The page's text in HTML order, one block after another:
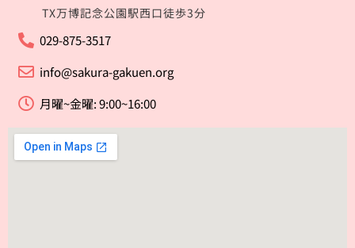
TX万博記念公園駅西口徒歩3分
029-875-3517
info@sakura-gakuen.org
月曜~金曜: 9:00~16:00